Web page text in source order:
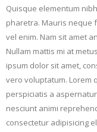
Quisque elementum
pharetra. Mauris neque
vel enim. Nam sit amet
Nullam mattis mi at
ipsum dolor sit amet,
vero voluptatum. Lorem
perspiciatis a
nesciunt animi
consectetur adipisicing